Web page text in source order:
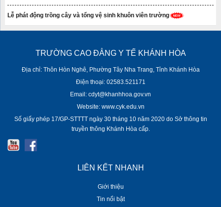
Lễ phát động trồng cây và tổng vệ sinh khuôn viên trường
TRƯỜNG CAO ĐẲNG Y TẾ KHÁNH HÒA
Địa chỉ: Thôn Hòn Nghê, Phường Tây Nha Trang, Tỉnh Khánh Hòa
Điện thoại: 02583.521171
Email: cdyt@khanhhoa.gov.vn
Website: www.cyk.edu.vn
Số giấy phép 17/GP-STTTT ngày 30 tháng 10 năm 2020 do Sở thông tin
truyền thông Khánh Hòa cấp.
LIÊN KẾT NHANH
Giới thiệu
Tin nổi bật